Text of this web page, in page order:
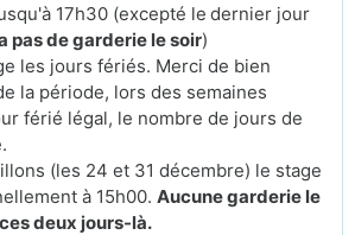
17h30 (excepté le dernier jour
pas de garderie le soir)
les jours fériés. Merci de bien
la période, lors des semaines
férié légal, le nombre de jours de
(les 24 et 31 décembre) le stage
à 15h00. Aucune garderie le
deux jours-là.